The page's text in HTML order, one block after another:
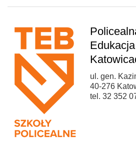
ul. gen.
40-276
tel. 32 352